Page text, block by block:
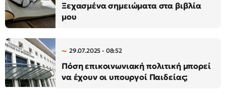
Ξεχασμένα σημειώματα στα βιβλία
μου
29.07.2025 - 08:52
​Πόση επικοινωνιακή πολιτική μπορεί
να έχουν οι υπουργοί Παιδείας; ​